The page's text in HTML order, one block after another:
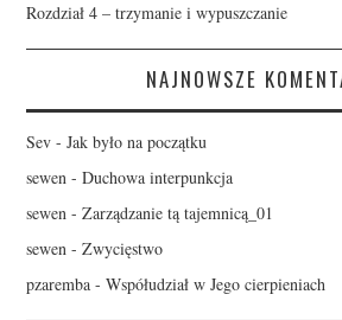
Rozdział 4 – trzymanie i wypuszczanie
NAJNOWSZE
Sev -Jak było na początku
sewen -Duchowa interpunkcja
sewen -Zarządzanie tą tajemnicą_01
sewen -Zwycięstwo
pzaremba -Współudział w Jego cierpieniach